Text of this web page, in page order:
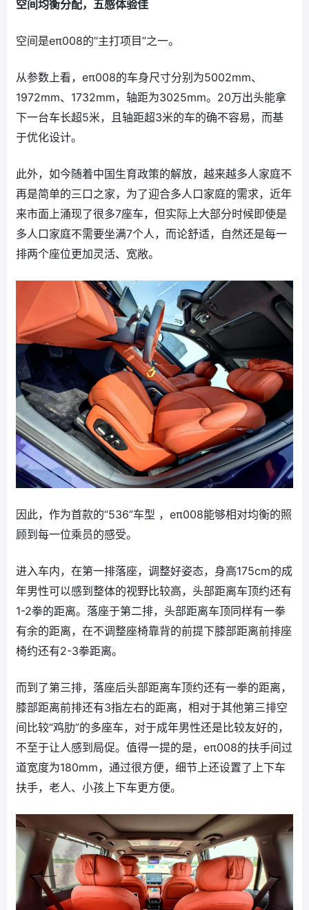
空间均衡分配，五感体验佳
空间是eπ008的“主打项目”之一。
从参数上看，eπ008的车身尺寸分别为5002mm、
1972mm、1732mm，轴距为3025mm。20万出头能拿
下一台车长超5米，且轴距超3米的车的确不容易，而基
于优化设计。
此外，如今随着中国生育政策的解放，越来越多人家庭不
再是简单的三口之家，为了迎合多人口家庭的需求，近年
来市面上涌现了很多7座车，但实际上大部分时候即使是
多人口家庭不需要坐满7个人，而论舒适，自然还是每一
排两个座位更加灵活、宽敞。
因此，作为首款的“536”车型 ，eπ008能够相对均衡的照
顾到每一位乘员的感受。
进入车内，在第一排落座，调整好姿态，身高175cm的成
年男性可以感到整体的视野比较高，头部距离车顶约还有
1-2拳的距离。落座于第二排，头部距离车顶同样有一拳
有余的距离，在不调整座椅靠背的前提下膝部距离前排座
椅约还有2-3拳距离。
而到了第三排，落座后头部距离车顶约还有一拳的距离，
膝部距离前排还有3指左右的距离，相对于其他第三排空
间比较“鸡肋”的多座车，对于成年男性还是比较友好的，
不至于让人感到局促。值得一提的是，eπ008的扶手间过
道宽度为180mm，通过很方便，细节上还设置了上下车
扶手，老人、小孩上下车更方便。